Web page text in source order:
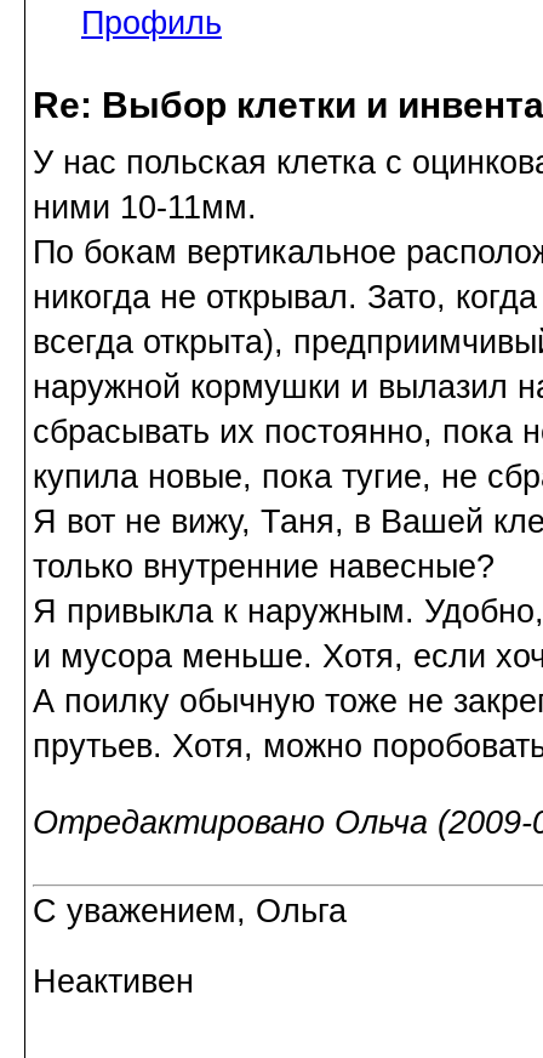
Профиль
Re: Выбор клетки и
У нас польская клетка с
ними 10-11мм.
По бокам вертикальное
никогда не открывал. Зато,
всегда открыта),
наружной кормушки и вылазил
сбрасывать их постоянно, пока
купила новые, пока тугие, не
Я вот не вижу, Таня, в Вашей
только внутренние навесные?
Я привыкла к наружным.
и мусора меньше. Хотя, если
А поилку обычную тоже не
прутьев. Хотя, можно
Отредактировано Ольча (2009-
С уважением, Ольга
Неактивен